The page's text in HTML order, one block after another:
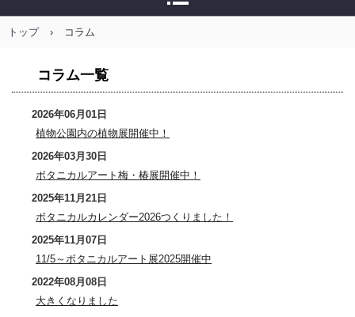
トップ › コラム
コラム一覧
2026年06月01日
植物公園内の植物展開催中！
2026年03月30日
ボタニカルアート梅・椿展開催中！
2025年11月21日
ボタニカルカレンダー2026つくりました！
2025年11月07日
11/5～ボタニカルアート展2025開催中
2022年08月08日
大きくなりました